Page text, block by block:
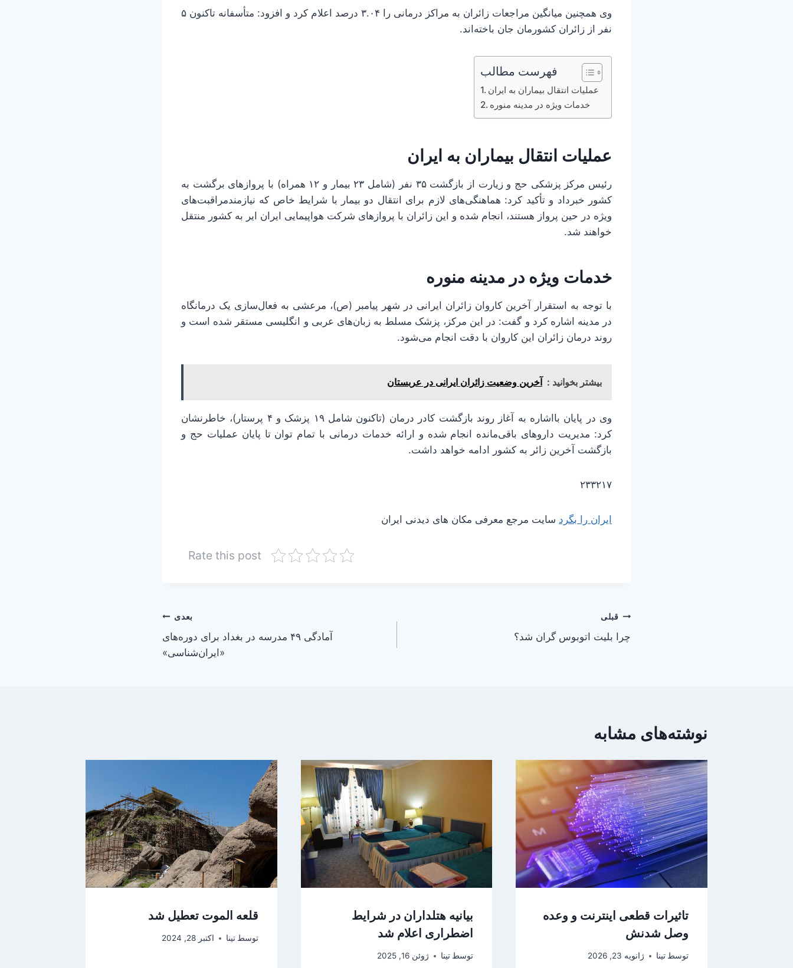
وی همچنین میانگین مراجعات زائران به مراکز درمانی را ۳.۰۴ درصد اعلام کرد و افزود: متأسفانه تاکنون ۵
نفر از زائران کشورمان جان باخته‌اند.
فهرست مطالب
عملیات انتقال بیماران به ایران
خدمات ویژه در مدینه منوره
عملیات انتقال بیماران به ایران
رئیس مرکز پزشکی حج و زیارت از بازگشت ۳۵ نفر (شامل ۲۳ بیمار و ۱۲ همراه) با پروازهای برگشت به
کشور خبرداد و تأکید کرد: هماهنگی‌های لازم برای انتقال دو بیمار با شرایط خاص که نیازمندمراقبت‌های
ویژه در حین پرواز هستند، انجام شده و این زائران با پروازهای شرکت هواپیمایی ایران ایر به کشور منتقل
خواهند شد.
خدمات ویژه در مدینه منوره
با توجه به استقرار آخرین کاروان زائران ایرانی در شهر پیامبر (ص)، مرعشی به فعال‌سازی یک درمانگاه
در مدینه اشاره کرد و گفت: در این مرکز، پزشک مسلط به زبان‌های عربی و انگلیسی مستقر شده است و
روند درمان زائران این کاروان با دقت انجام می‌شود.
بیشتر بخوانید : آخرین وضعیت زائران ایرانی در عربستان
وی در پایان بااشاره به آغاز روند بازگشت کادر درمان (تاکنون شامل ۱۹ پزشک و ۴ پرستار)، خاطرنشان
کرد: مدیریت داروهای باقی‌مانده انجام شده و ارائه خدمات درمانی با تمام توان تا پایان عملیات حج و
بازگشت آخرین زائر به کشور ادامه خواهد داشت.
۲۳۳۲۱۷
ایران را بگرد سایت مرجع معرفی مکان های دیدنی ایران
Rate this post
راهبری
نوشته
قبلی
چرا بلیت اتوبوس گران شد؟
بعدی
آمادگی ۴۹ مدرسه در بغداد برای دوره‌های
«ایران‌شناسی»
نوشته‌های مشابه
تاثیرات قطعی اینترنت و وعده‌
وصل شدنش
توسط تینا ژانویه 23, 2026
بیانیه هتلداران در شرایط
اضطراری اعلام شد
توسط تینا ژوئن 16, 2025
قلعه الموت تعطیل شد
توسط تینا اکتبر 28, 2024